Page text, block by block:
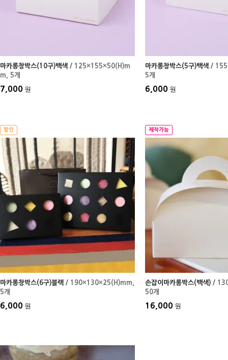
마카롱창박스(10구)백색 / 125×155×50(H)m
m , 5개
7,000 원
마카롱창박스(5구)백색 /
5개
6,000 원
할인
마카롱창박스(6구)블랙 / 190×130×25(H)mm
5개
6,000 원
제작가능
손잡이마카롱박스(백색) /
50개
16,000 원